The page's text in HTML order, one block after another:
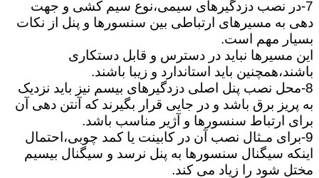
7-در نصب دزدگیرهای سیمی،نوع سیم کشی و جهت
دهی به مسیرهای ارتباطی بین سنسورها و پنل از نکات
بسیار مهم است.
این مسیرها نباید در دسترس و قابل دستکاری
باشند،همچنین باید استاندارد و زیبا باشند.
8-محل نصب پنل اصلی دزدگیرهای بیسم نیز باید نزدیک
به پریز برق باشد و در جایی قرار بگیرند که آنتن دهی آن
برای ارتباط سنسورها و آژیر مناسب باشد.
9-برای مـثال نصب آن در کابینت یا کمد چوبی،احتمال
اینکه سیگنال سنسورها به پنل نرسد و سیگنال بیسیم
مختل شود را زیاد می کند.